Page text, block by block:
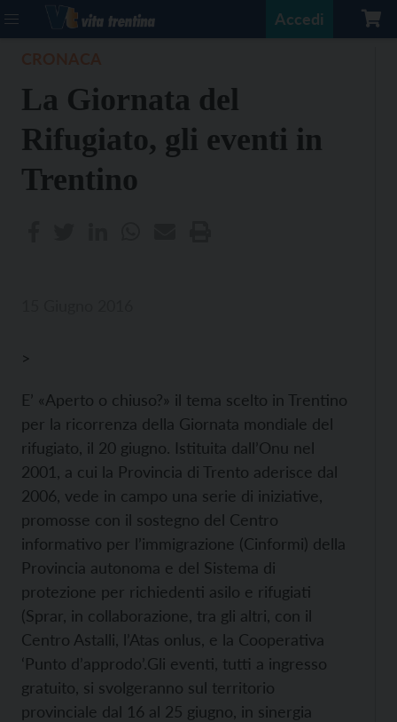
Accedi
La Giornata del
Rifugiato, gli eventi in
Trentino
>
E’ «Aperto o chiuso?» il tema scelto in Trentino
per la ricorrenza della Giornata mondiale del
rifugiato, il 20 giugno. Istituita dall’Onu nel
2001, a cui la Provincia di Trento aderisce dal
2006, vede in campo una serie di iniziative,
promosse con il sostegno del Centro
informativo per l’immigrazione (Cinformi) della
Provincia autonoma e del Sistema di
protezione per richiedenti asilo e rifugiati
(Sprar, in collaborazione, tra gli altri, con il
Centro Astalli, l’Atas onlus, e la Cooperativa
‘Punto d’approdo’.Gli eventi, tutti a ingresso
gratuito, si svolgeranno sul territorio
provinciale dal 16 al 25 giugno, in sinergia